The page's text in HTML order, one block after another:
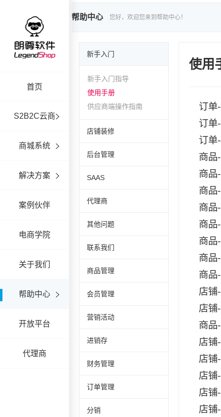
首页
S2B2C云商
商城系统
解决方案
案例伙伴
电商学院
关于我们
帮助中心
开放平台
代理商
帮助中心 您好，欢迎您来到帮助中心！
新手入门
新手入门指导
使用手册
供应商端操作指南
店铺装修
后台管理
SAAS
代理商
其他问题
联系我们
商品管理
会员管理
营销活动
进销存
财务管理
订单管理
分销
使用
订单
订单
订单
商品
商品
商品
商品
商品
商品
商品
商品
店铺
店铺
商品
店铺
店铺
店铺
店铺
店铺